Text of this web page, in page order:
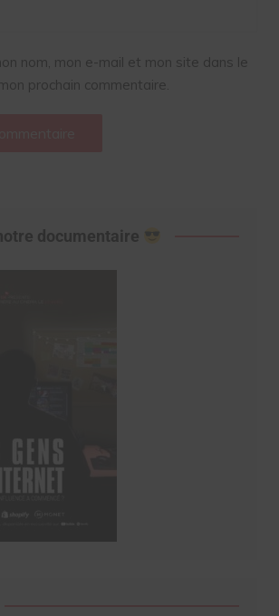
nom, mon e-mail et mon site dans le
prochain commentaire.
documentaire